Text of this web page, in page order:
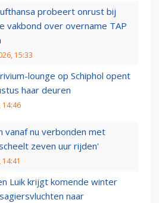
probeert onrust bij
vakbond over overname TAP
15:33
lounge op Schiphol opent
haar deuren
14:46
vanaf nu verbonden met
zeven uur rijden'
Luik krijgt komende winter
naar